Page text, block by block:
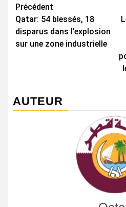
Navigation
d’article
Précédent
Qatar: 54 blessés, 18
disparus dans l’explosion
sur une zone industrielle
AUTEUR